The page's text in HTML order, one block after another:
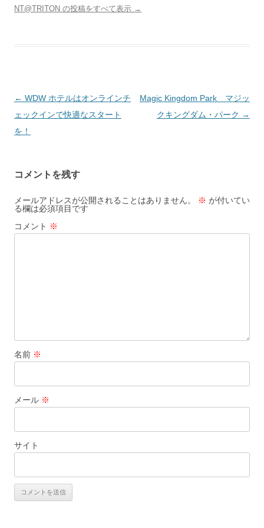
NT@TRITON の投稿をすべて表示 →
投
稿
ナ
ー
シ
ョ
ン
← WDW ホテルはオンラインチ
ェックインで快適なスタート
を！
Magic Kingdom Park マジッ
クキングダム・パーク →
コメントを残す
メールアドレスが公開されることはありません。 ※ が付いてい
る欄は必須項目です
コメント ※
名前 ※
メール ※
サイト